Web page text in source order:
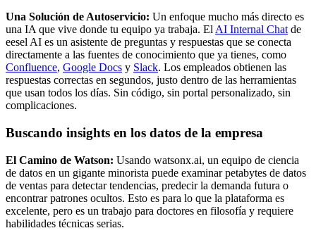
Una Solución de Autoservicio: Un enfoque mucho más directo es
una IA que vive donde tu equipo ya trabaja. ElAI Internal Chatde
eesel AI es un asistente de preguntas y respuestas que se conecta
directamente a las fuentes de conocimiento que ya tienes, como
Confluence, Google Docs y Slack. Los empleados obtienen las
respuestas correctas en segundos, justo dentro de las herramientas
que usan todos los días. Sin código, sin portal personalizado, sin
complicaciones.
Buscando insights en los datos de la empresa
El Camino de Watson: Usando watsonx.ai, un equipo de ciencia
de datos en un gigante minorista puede examinar petabytes de datos
de ventas para detectar tendencias, predecir la demanda futura o
encontrar patrones ocultos. Esto es para lo que la plataforma es
excelente, pero es un trabajo para doctores en filosofía y requiere
habilidades técnicas serias.